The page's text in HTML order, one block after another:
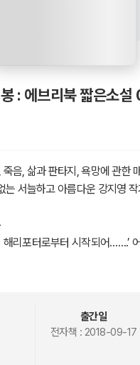
: 에브리북 짧은소
음, 삶과 판타지, 욕망에 관한
는 서늘하고 아름다운 강지영 작
해리포터로부터 시작되어…….’
문을 외운다. “체인지, 미스코리
출간일
전자책 : 2018-09-17